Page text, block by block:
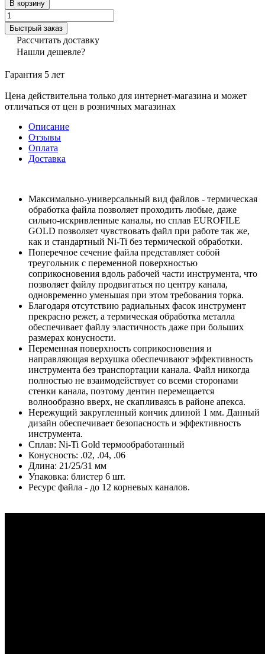
В корзину
Быстрый заказ
Рассчитать доставку
Нашли дешевле?
Гарантия 5 лет
Цена действительна только для интернет-магазина и может
отличаться от цен в розничных магазинах
Описание
Отзывы
Оплата
Доставка
Максимально-универсальный вид файлов - термическая
обработка файла позволяет проходить любые, даже
сильно-искривленные каналы, но сплав EUROFILE
GOLD позволяет чувствовать файл при работе так же,
как и стандартный Ni-Ti без термической обработки.
Поперечное сечение файла представляет собой
треугольник с переменной поверхностью
соприкосновения вдоль рабочей части инструмента, что
позволяет файлу продвигаться по центру канала,
одновременно уменьшая при этом требования торка.
Благодаря отсутствию радиальных фасок инструмент
прекрасно режет, а термическая обработка металла
обеспечивает файлу эластичность даже при больших
размерах конусности.
Переменная поверхность соприкосновения и
направляющая верхушка обеспечивают эффективность
инструмента без транспортации канала. Файл никогда
полностью не взаимодействует со всеми сторонами
стенки канала, поэтому дентин перемещается
волнообразно вверх, не скапливаясь в районе апекса.
Нережущий закругленный кончик длиной 1 мм. Данный
дизайн обеспечивает безопасность и эффективность
инструмента.
Сплав: Ni-Ti Gold термообработанный
Конусность: .02, .04, .06
Длина: 21/25/31 мм
Упаковка: блистер 6 шт.
Ресурс файла - до 12 корневых каналов.